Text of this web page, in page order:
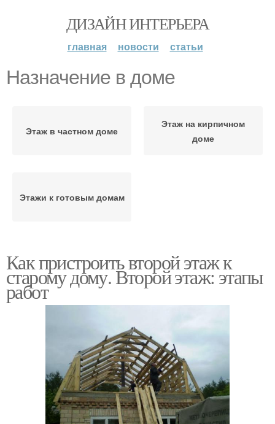
ДИЗАЙН ИНТЕРЬЕРА
главная новости статьи
Назначение в доме
Этаж в частном доме
Этаж на кирпичном
доме
Этажи к готовым домам
Как пристроить второй этаж к
старому дому. Второй этаж: этапы
работ